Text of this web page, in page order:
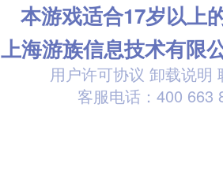
本游戏适合17岁以上
上海游族信息技术有限
用户许可协议 卸载说明
客服电话：400 663